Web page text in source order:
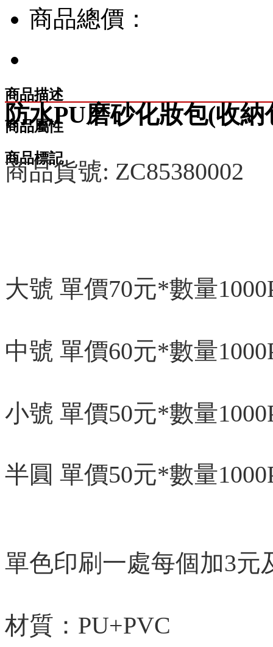
商品總價：
商品描述
商品屬性
商品標記
防水PU磨砂化妝包(收納
商品貨號: ZC85380002
大號 單價70元*數量
中號 單價60元*數量
小號 單價50元*數量
半圓 單價50元*數量
單色印刷一處每個加3元
材質：PU+PVC